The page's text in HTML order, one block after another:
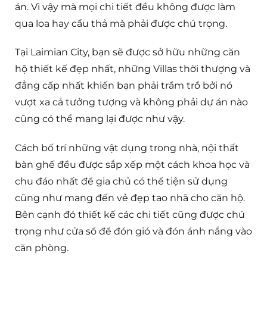
án. Vì vậy mà mọi chi tiết đều không được làm
qua loa hay cẩu thả mà phải được chú trọng.
Tại Laimian City, bạn sẽ được sở hữu những căn
hộ thiết kế đẹp nhất, những Villas thời thượng và
đẳng cấp nhất khiến bạn phải trầm trồ bởi nó
vượt xa cả tưởng tượng và không phải dự án nào
cũng có thể mang lại được như vậy.
Cách bố trí những vật dụng trong nhà, nội thất
bàn ghế đều được sắp xếp một cách khoa học và
chu đáo nhất để gia chủ có thể tiện sử dụng
cũng như mang đến vẻ đẹp tao nhã cho căn hộ.
Bên cạnh đó thiết kế các chi tiết cũng được chú
trọng như cửa sổ để đón gió và đón ánh nắng vào
căn phòng.